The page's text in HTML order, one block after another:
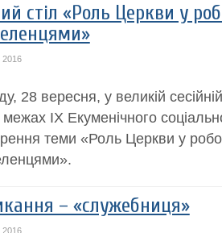
стіл «Роль Церкви у
2016
28 вересня, у великій сесійній
ІХ Екуменічного
теми «Роль Церкви у
– «служебниця»
2016